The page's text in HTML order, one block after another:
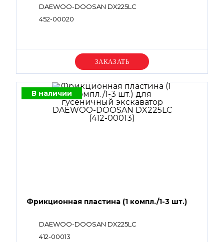
DAEWOO-DOOSAN DX225LC
452-00020
Уточняйте цену
В наличии
Фрикционная пластина (1 компл./1-3 шт.)
DAEWOO-DOOSAN DX225LC
412-00013